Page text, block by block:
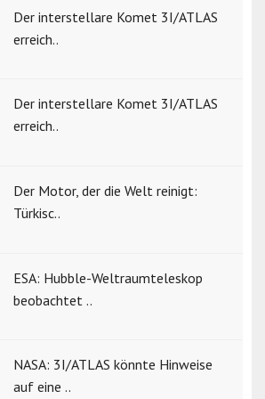
Der interstellare Komet 3I/ATLAS
erreich..
Der interstellare Komet 3I/ATLAS
erreich..
Der Motor, der die Welt reinigt:
Türkisc..
ESA: Hubble-Weltraumteleskop
beobachtet ..
NASA: 3I/ATLAS könnte Hinweise
auf eine ..